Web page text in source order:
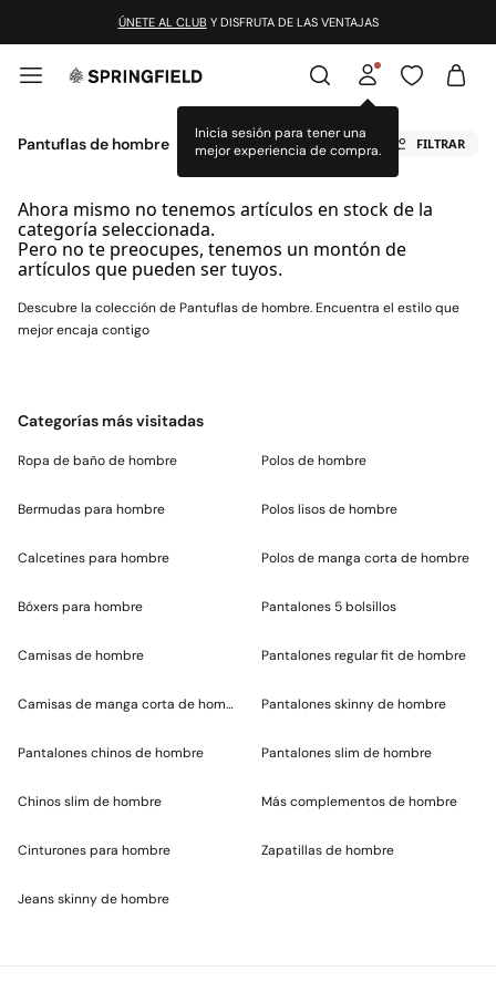
ÚNETE AL CLUB Y DISFRUTA DE LAS VENTAJAS
Inicia sesión para tener una
mejor experiencia de compra.
Pantuflas de hombre FILTRAR
Ahora mismo no tenemos artículos en stock de la
categoría seleccionada.
Pero no te preocupes, tenemos un montón de
artículos que pueden ser tuyos.
Descubre la colección de Pantuflas de hombre. Encuentra el estilo que
mejor encaja contigo
Categorías más visitadas
Ropa de baño de hombre
Bermudas para hombre
Calcetines para hombre
Bóxers para hombre
Camisas de hombre
Camisas de manga corta de hombre
Pantalones chinos de hombre
Chinos slim de hombre
Cinturones para hombre
Jeans skinny de hombre
Polos de hombre
Polos lisos de hombre
Polos de manga corta de hombre
Pantalones 5 bolsillos
Pantalones regular fit de hombre
Pantalones skinny de hombre
Pantalones slim de hombre
Más complementos de hombre
Zapatillas de hombre